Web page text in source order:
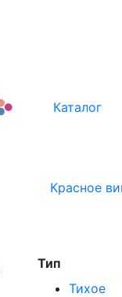
Каталог
Красное
Тип
Тихое